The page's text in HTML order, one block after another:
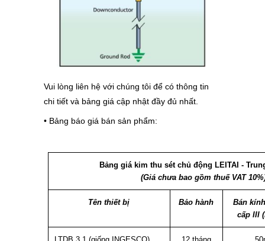
Vui lòng liên hệ với chúng tôi để có thông tin
chi tiết và bảng giá cập nhật đầy đủ nhất.
• Bảng báo giá bán sản phẩm:
Bảng giá kim thu sét chủ động LEITAI -
(Giá chưa bao gồm thuế VAT
Tên thiết bị Bảo hành
Bán
cấp III